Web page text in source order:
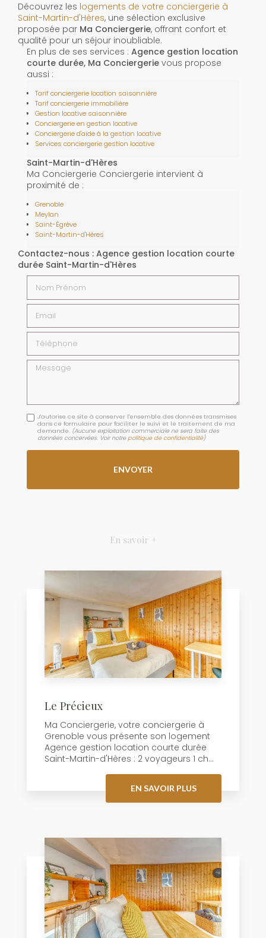
Découvrez les logements de votre conciergerie à
Saint-Martin-d'Hères, une sélection exclusive
proposée par Ma Conciergerie, offrant confort et
qualité pour un séjour inoubliable.
En plus de ses services : Agence gestion location
courte durée, Ma Conciergerie vous propose
aussi :
Tarif conciergerie location saisonnière
Tarif conciergerie immobilière
Gestion locative saisonnière
Conciergerie en gestion locative
Conciergerie d'aide à la gestion locative
Services conciergerie gestion locative
Saint-Martin-d'Hères
Ma Conciergerie Conciergerie intervient à
proximité de :
Grenoble
Meylan
Saint-Égrève
Saint-Martin-d'Hères
Contactez-nous : Agence gestion location courte
durée Saint-Martin-d'Hères
Email
Téléphone
Message
J'autorise ce site à conserver l'ensemble des données transmises
dans ce formulaire pour faciliter le suivi et le traitement de ma
demande. (Aucune exploitation commerciale ne sera faite des
données concervées. Voir notrepolitique de confidentialité)
En savoir +
Le Précieux
Ma Conciergerie, votre conciergerie à
Grenoble vous présente son logement
Agence gestion location courte durée
Saint-Martin-d'Hères : 2 voyageurs 1 ch...
EN SAVOIR PLUS